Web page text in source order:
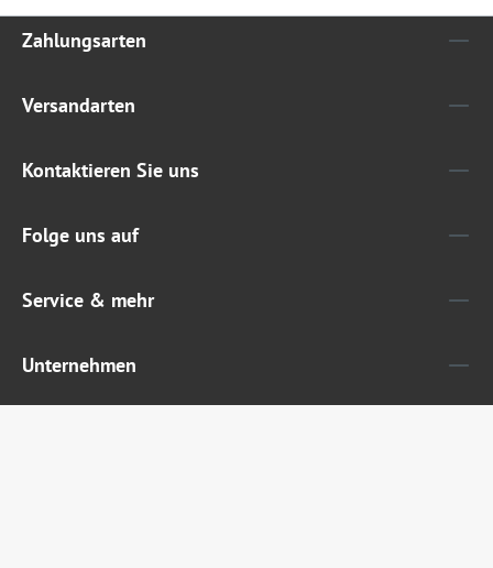
Zahlungsarten
Versandarten
Kontaktieren Sie uns
Folge uns auf
Service & mehr
Unternehmen